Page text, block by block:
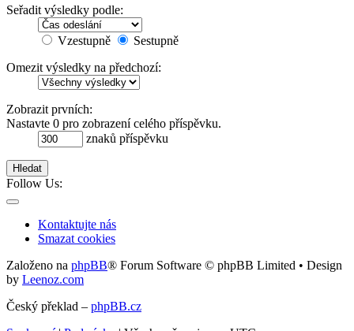
Seřadit výsledky podle:
Vzestupně
Sestupně
Omezit výsledky na předchozí:
Zobrazit prvních:
Nastavte 0 pro zobrazení celého příspěvku.
znaků příspěvku
Hledat
Follow Us:
Kontaktujte nás
Smazat cookies
Založeno na phpBB® Forum Software © phpBB Limited • Design
by Leenoz.com
Český překlad – phpBB.cz